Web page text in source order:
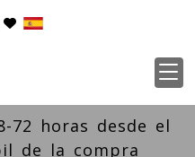
72 horas desde el
de la compra